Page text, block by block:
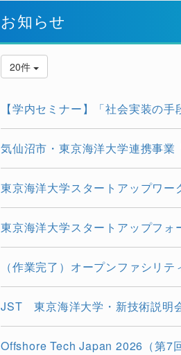
お知らせ
20件
【学内セミナー】「社会実装の
気仙沼市・東京海洋大学連携事
東京海洋大学スタートアップワー
東京海洋大学スタートアップフ
（作業完了）オープンファシリ
JST 東京海洋大学・新技術説明
Offshore Tech Japan 2026（第7